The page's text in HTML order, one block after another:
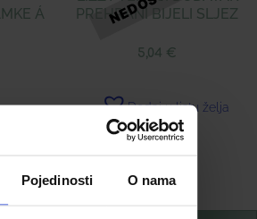
Pojedinosti O nama
Á
PREHRANI BIJELI SLJEZ
5,04 €
Dodaj u listu želja